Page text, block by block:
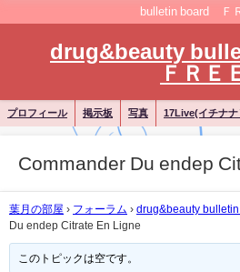
bulletin board Ｆ
drug&beauty
ＦＲＥ
プロフィール 掲示板 写真 17Live(イチナナ
Commander Du endep
葉月の部屋 › フォーラム › drug&beauty
Du endep Citrate En Ligne
このトピックは空です。